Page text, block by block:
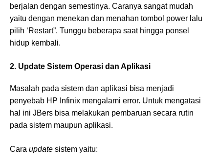
berjalan dengan semestinya. Caranya sangat mudah
yaitu dengan menekan dan menahan tombol power lalu
pilih ‘Restart”. Tunggu beberapa saat hingga ponsel
hidup kembali.
2. Update Sistem Operasi dan Aplikasi
Masalah pada sistem dan aplikasi bisa menjadi
penyebab HP Infinix mengalami error. Untuk mengatasi
hal ini JBers bisa melakukan pembaruan secara rutin
pada sistem maupun aplikasi.
Cara update sistem yaitu: